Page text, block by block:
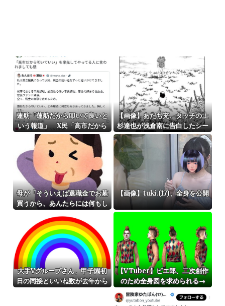
蓮舫「蓮舫だから叩いて良いと
いう報道」 X民「高市だから
叩いて良いをやってるのがお前
だろ」
【画像】あだち充、タッチの上
杉達也が浅倉南に告白したシー
ンを完全再現wwwwwww
母が「そういえば退職金でお墓
買うから、あんたらには何もし
何もしてもらわんでいいのだ
が、お墓？と聞くと「お母さん
が一人で入る墓よ」
【画像】tuki.(17)、全身を公開
大手Vグループさん、甲子園初
日の同接といいね数が去年から
【VTuber】ピエ郎、二次創作
のため全身図を求められる→
「いつから俺に下半身があると
錯覚していた…？」